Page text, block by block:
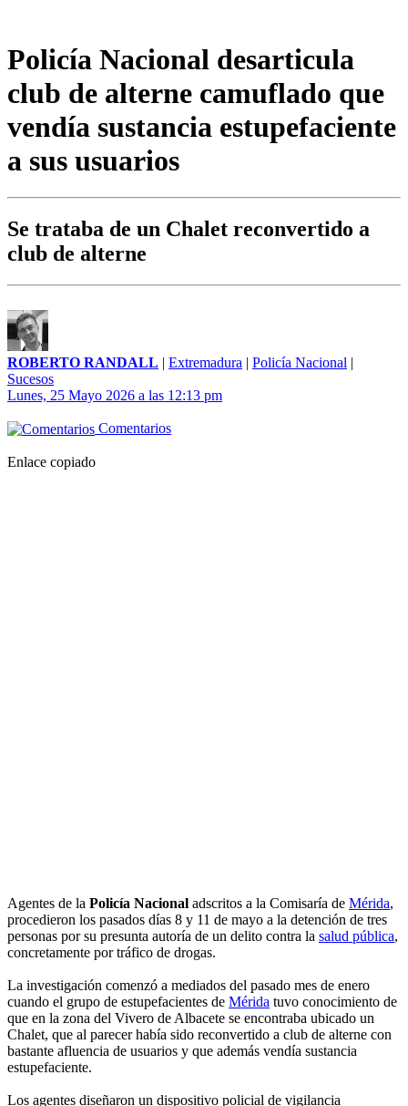
Policía Nacional desarticula
club de alterne camuflado que
vendía sustancia estupefaciente
a sus usuarios
Se trataba de un Chalet reconvertido a
club de alterne
ROBERTO RANDALL | Extremadura | Policía Nacional |
Sucesos
Lunes, 25 Mayo 2026 a las 12:13 pm
Comentarios
Enlace copiado
Agentes de la Policía Nacional adscritos a la Comisaría de Mérida,
procedieron los pasados días 8 y 11 de mayo a la detención de tres
personas por su presunta autoría de un delito contra la salud pública,
concretamente por tráfico de drogas.
La investigación comenzó a mediados del pasado mes de enero
cuando el grupo de estupefacientes de Mérida tuvo conocimiento de
que en la zona del Vivero de Albacete se encontraba ubicado un
Chalet, que al parecer había sido reconvertido a club de alterne con
bastante afluencia de usuarios y que además vendía sustancia
estupefaciente.
Los agentes diseñaron un dispositivo policial de vigilancia